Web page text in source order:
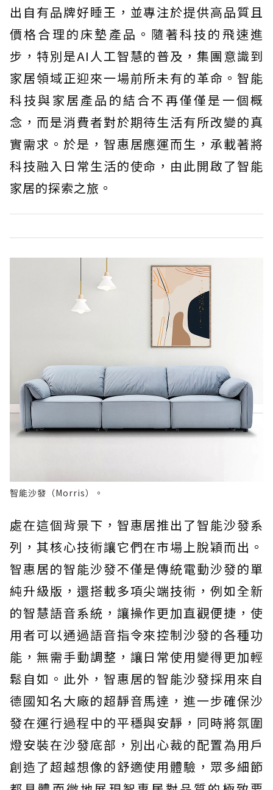
出自有品牌好睡王，並專注於提供高品質且
價格合理的床墊產品。隨著科技的飛速進
步，特別是AI人工智慧的普及，集團意識到
家居領域正迎來一場前所未有的革命。智能
科技與家居產品的結合不再僅僅是一個概
念，而是消費者對於期待生活有所改變的真
實需求。於是，智惠居應運而生，承載著將
科技融入日常生活的使命，由此開啟了智能
家居的探索之旅。
智能沙發（Morris）。
處在這個背景下，智惠居推出了智能沙發系
列，其核心技術讓它們在市場上脫穎而出。
智惠居的智能沙發不僅是傳統電動沙發的單
純升級版，還搭載多項尖端技術，例如全新
的智慧語音系統，讓操作更加直觀便捷，使
用者可以通過語音指令來控制沙發的各種功
能，無需手動調整，讓日常使用變得更加輕
鬆自如。此外，智惠居的智能沙發採用來自
德國知名大廠的超靜音馬達，進一步確保沙
發在運行過程中的平穩與安靜，同時將氛圍
燈安裝在沙發底部，別出心裁的配置為用戶
創造了超越想像的舒適使用體驗，眾多細節